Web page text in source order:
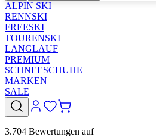
ALPIN SKI
RENNSKI
FREESKI
TOURENSKI
LANGLAUF
PREMIUM
SCHNEESCHUHE
MARKEN
SALE
3.704 Bewertungen auf